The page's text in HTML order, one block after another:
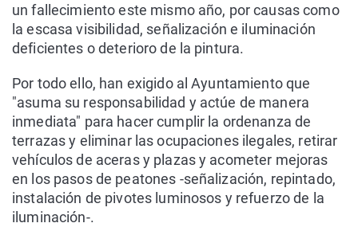
un fallecimiento este mismo año, por causas como
la escasa visibilidad, señalización e iluminación
deficientes o deterioro de la pintura.
Por todo ello, han exigido al Ayuntamiento que
"asuma su responsabilidad y actúe de manera
inmediata" para hacer cumplir la ordenanza de
terrazas y eliminar las ocupaciones ilegales, retirar
vehículos de aceras y plazas y acometer mejoras
en los pasos de peatones -señalización, repintado,
instalación de pivotes luminosos y refuerzo de la
iluminación-.